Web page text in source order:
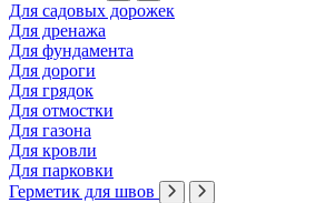
Для садовых дорожек
Для дренажа
Для фундамента
Для дороги
Для грядок
Для отмостки
Для газона
Для кровли
Для парковки
Герметик для швов